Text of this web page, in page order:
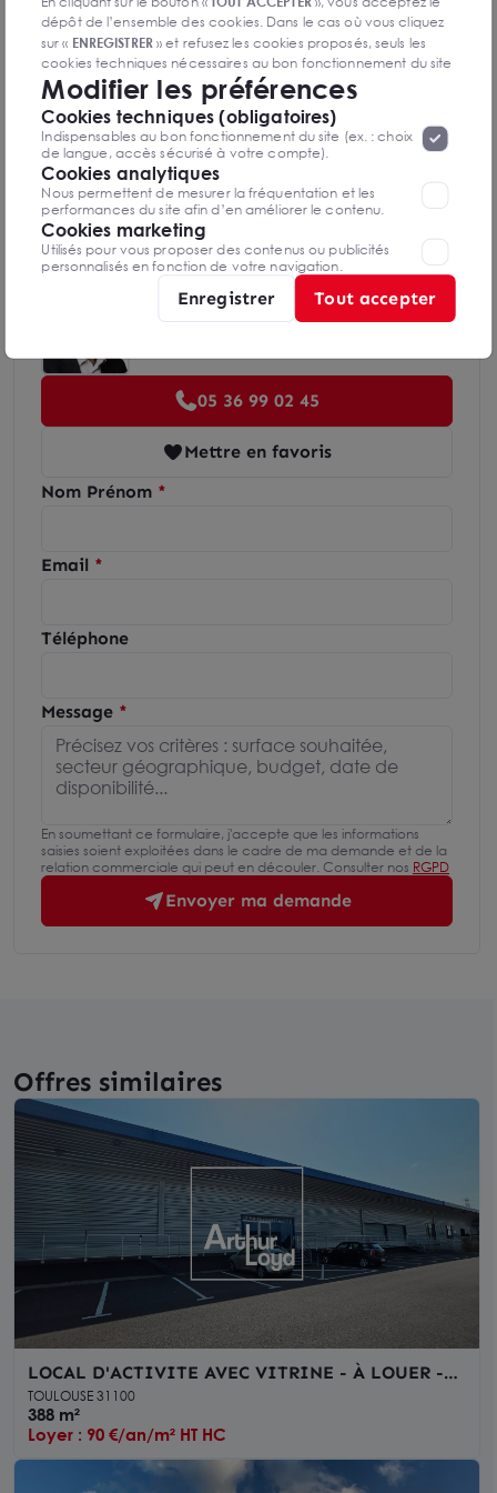
Indice d'émission de gaz à effet de serre
Diagnostics GES en cours de réalisation
Augustin LEFEBVRE
05 36 99 02 45
Mettre en favoris
Nom Prénom
Email
Téléphone
Message
En soumettant ce formulaire, j'accepte que les informations
saisies soient exploitées dans le cadre de ma demande et de la
relation commerciale qui peut en découler. Consulter nos RGPD
Envoyer ma demande
Offres similaires
LOCAL D'ACTIVITE AVEC VITRINE - À LOUER -
TOULOUSE PROCHE ROUTE D'ESPAGNE
TOULOUSE 31100
388 m²
Loyer : 90 €/an/m² HT HC
dépôt de l’ensemble des cookies. Dans le cas où vous cliquez
sur « ENREGISTRER» et refusez les cookies proposés, seuls les
cookies techniques nécessaires au bon fonctionnement du site
seront déposés. Pour plus d’informations, vous pouvez consulter
«Protection des données à caractère
personnel ».Lorsque vous naviguez sur notre site internet, il
peut être amenée à déposer des cookies. Vous avez la
possibilité de désactiver les cookies, ces réglages ne seront
valables que sur le navigateur que vous utilisez actuellement
Modifier les préférences
Cookies techniques (obligatoires)
Indispensables au bon fonctionnement du site (ex. : choix
de langue, accès sécurisé à votre compte).
Cookies analytiques
Nous permettent de mesurer la fréquentation et les
performances du site afin d’en améliorer le contenu.
Cookies marketing
Utilisés pour vous proposer des contenus ou publicités
personnalisés en fonction de votre navigation.
Enregistrer Tout accepter